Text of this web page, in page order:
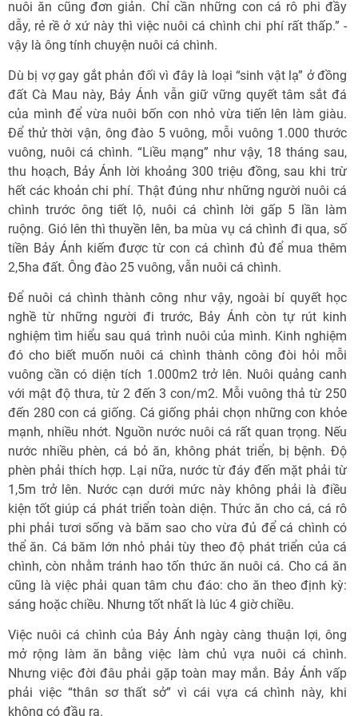
nuôi ăn cũng đơn giản. Chỉ cần những con cá rô phi đầy
dẫy, rẻ rề ở xứ này thì việc nuôi cá chình chi phí rất thấp.” -
vậy là ông tính chuyện nuôi cá chình.
Dù bị vợ gay gắt phản đối vì đây là loại “sinh vật lạ” ở đồng
đất Cà Mau này, Bảy Ánh vẫn giữ vững quyết tâm sắt đá
của mình để vừa nuôi bốn con nhỏ vừa tiến lên làm giàu.
Để thử thời vận, ông đào 5 vuông, mỗi vuông 1.000 thước
vuông, nuôi cá chình. “Liều mạng” như vậy, 18 tháng sau,
thu hoạch, Bảy Ánh lời khoảng 300 triệu đồng, sau khi trừ
hết các khoản chi phí. Thật đúng như những người nuôi cá
chình trước ông tiết lộ, nuôi cá chình lời gấp 5 lần làm
ruộng. Gió lên thì thuyền lên, ba mùa vụ cá chình đi qua, số
tiền Bảy Ánh kiếm được từ con cá chình đủ để mua thêm
2,5ha đất. Ông đào 25 vuông, vẫn nuôi cá chình.
Để nuôi cá chình thành công như vậy, ngoài bí quyết học
nghề từ những người đi trước, Bảy Ánh còn tự rút kinh
nghiệm tìm hiểu sau quá trình nuôi của mình. Kinh nghiệm
đó cho biết muốn nuôi cá chình thành công đòi hỏi mỗi
vuông cần có diện tích 1.000m2 trở lên. Nuôi quảng canh
với mật độ thưa, từ 2 đến 3 con/m2. Mỗi vuông thả từ 250
đến 280 con cá giống. Cá giống phải chọn những con khỏe
mạnh, nhiều nhớt. Nguồn nước nuôi cá rất quan trọng. Nếu
nước nhiều phèn, cá bỏ ăn, không phát triển, bị bệnh. Độ
phèn phải thích hợp. Lại nữa, nước từ đáy đến mặt phải từ
1,5m trở lên. Nước cạn dưới mức này không phải là điều
kiện tốt giúp cá phát triển toàn diện. Thức ăn cho cá, cá rô
phi phải tươi sống và băm sao cho vừa đủ để cá chình có
thể ăn. Cá băm lớn nhỏ phải tùy theo độ phát triển của cá
chình, còn nhằm tránh hao tốn thức ăn nuôi cá. Cho cá ăn
cũng là việc phải quan tâm chu đáo: cho ăn theo định kỳ:
sáng hoặc chiều. Nhưng tốt nhất là lúc 4 giờ chiều.
Việc nuôi cá chình của Bảy Ánh ngày càng thuận lợi, ông
mở rộng làm ăn bằng việc làm chủ vựa nuôi cá chình.
Nhưng việc đời đâu phải gặp toàn may mắn. Bảy Ánh vấp
phải việc “thân sơ thất sở” vì cái vựa cá chình này, khi
không có đầu ra.